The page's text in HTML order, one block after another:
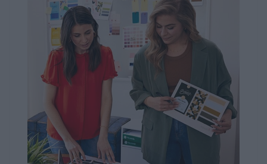
Tonery HP zapewniają wysoką jakość wydruku, oferując
ostre, wyraźne teksty oraz wysokiej jakości obrazy czy
grafiki. Są one opracowane w taki sposób, aby zapewnić
spójność i trwałość wydruków.
Tonery HP są zazwyczaj łatwe w instalacji. Producent
zwykle dostarcza instrukcje, które wskazują, jak
poprawnie zamontować toner w drukarce.
Aby zapewnić optymalne działanie drukarki, zaleca się